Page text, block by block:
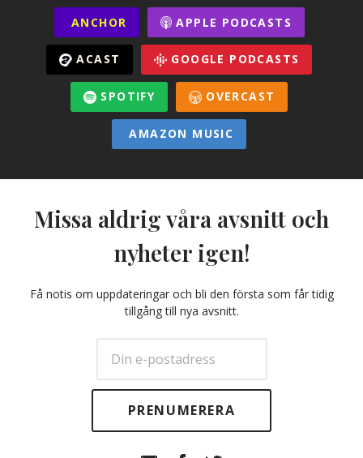
ANCHOR APPLE PODCASTS
ACAST GOOGLE PODCASTS
SPOTIFY OVERCAST
AMAZON MUSIC
Missa aldrig våra avsnitt och
nyheter igen!
Få notis om uppdateringar och bli den första som får tidig
tillgång till nya avsnitt.
Facebook